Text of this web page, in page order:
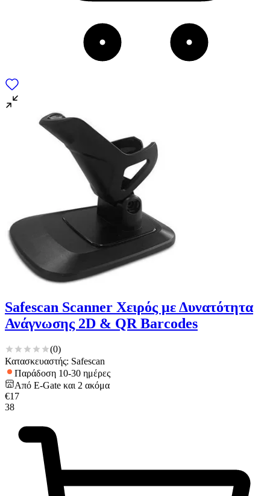
Safescan Scanner Χειρός με Δυνατότητα
Ανάγνωσης 2D & QR Barcodes
(0)
Κατασκευαστής: Safescan
Παράδοση 10-30 ημέρες
Από E-Gate και 2 ακόμα
€17
38